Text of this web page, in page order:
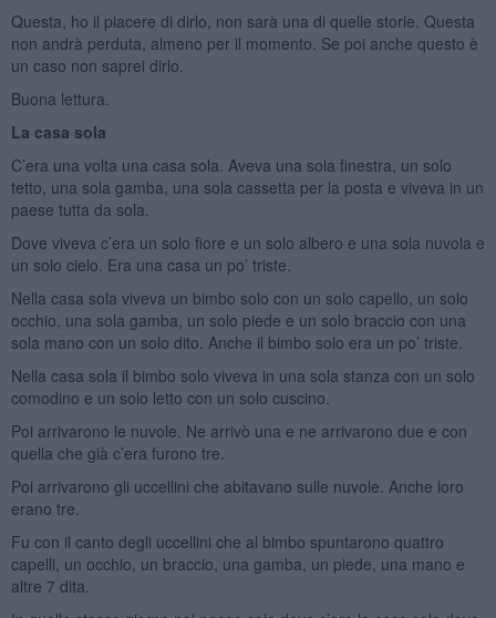
Questa, ho il piacere di dirlo, non sarà una di quelle storie. Questa
non andrà perduta, almeno per il momento. Se poi anche questo è
un caso non saprei dirlo.
Buona lettura.
La casa sola
C’era una volta una casa sola. Aveva una sola finestra, un solo
tetto, una sola gamba, una sola cassetta per la posta e viveva in un
paese tutta da sola.
Dove viveva c’era un solo fiore e un solo albero e una sola nuvola e
un solo cielo. Era una casa un po’ triste.
Nella casa sola viveva un bimbo solo con un solo capello, un solo
occhio, una sola gamba, un solo piede e un solo braccio con una
sola mano con un solo dito. Anche il bimbo solo era un po’ triste.
Nella casa sola il bimbo solo viveva in una sola stanza con un solo
comodino e un solo letto con un solo cuscino.
Poi arrivarono le nuvole. Ne arrivò una e ne arrivarono due e con
quella che già c’era furono tre.
Poi arrivarono gli uccellini che abitavano sulle nuvole. Anche loro
erano tre.
Fu con il canto degli uccellini che al bimbo spuntarono quattro
capelli, un occhio, un braccio, una gamba, un piede, una mano e
altre 7 dita.